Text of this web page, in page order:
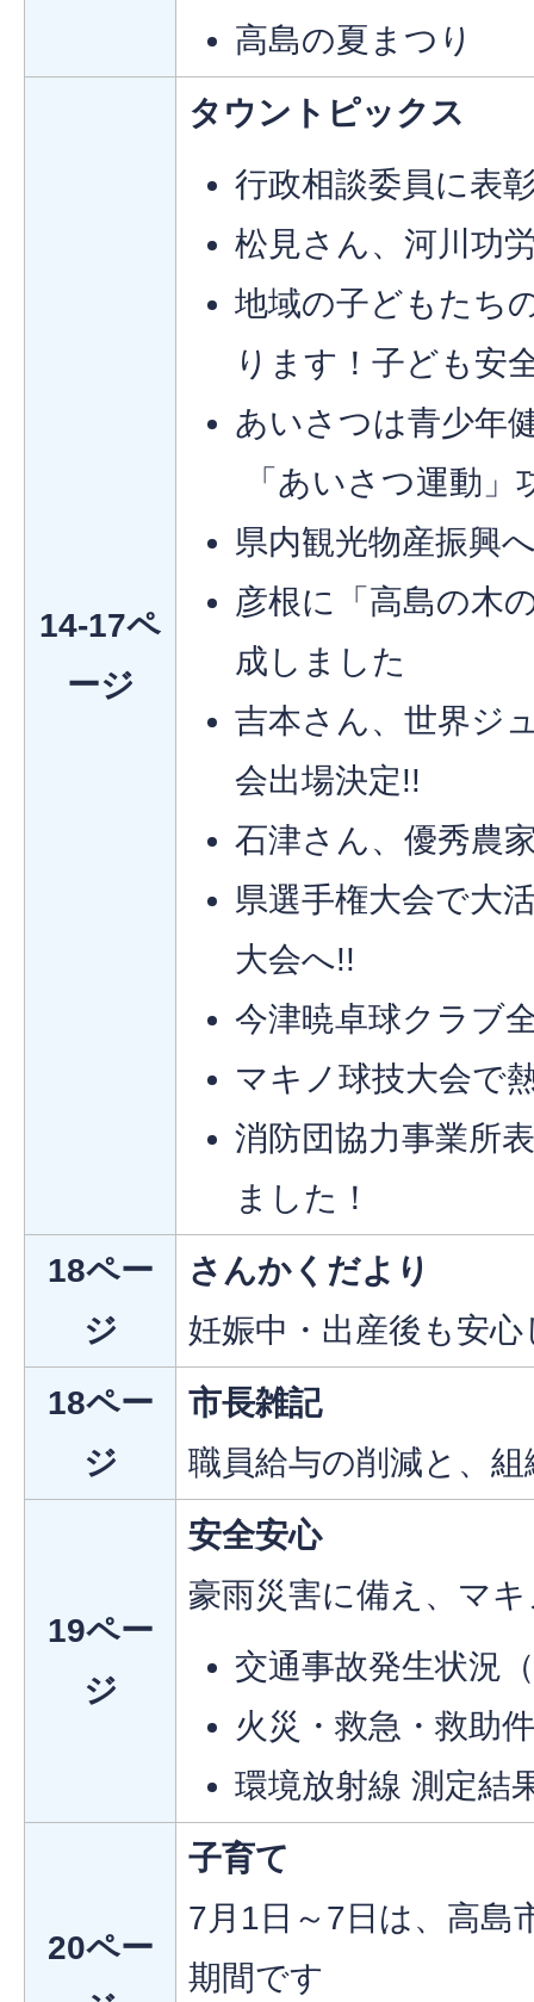
高島の夏まつり
14-17ペ
ージ
タウントピックス
行政相談委員に表
松見さん、河川功
地域の子どもたち
ります！子ども安
あいさつは青少年
「あいさつ運動」
県内観光物産振興
彦根に「高島の木
成しました
吉本さん、世界ジ
会出場決定!!
石津さん、優秀農
県選手権大会で大
大会へ!!
今津暁卓球クラブ
マキノ球技大会で
消防団協力事業所
ました！
18ペー
ジ
さんかくだより
妊娠中・出産後も安
18ペー
ジ
市長雑記
職員給与の削減と、
19ペー
ジ
安全安心
豪雨災害に備え、マ
交通事故発生状況
火災・救急・救助
環境放射線 測定結
20ペー
子育て
7月1日～7日は、高島
期間です